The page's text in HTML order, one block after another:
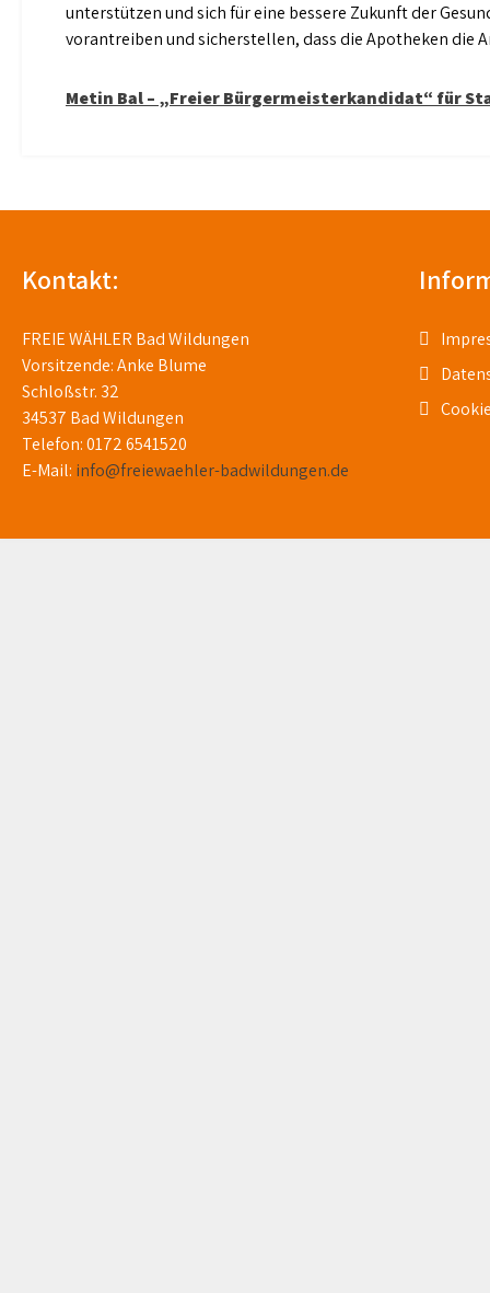
unterstützen und sich für eine bessere Zukunft der
vorantreiben und sicherstellen, dass die Apotheken die
Beitragsnavigation
Metin Bal – „Freier Bürgermeisterkandidat“ für
Kontakt:
FREIE WÄHLER Bad Wildungen
Vorsitzende: Anke Blume
Schloßstr. 32
34537 Bad Wildungen
Telefon: 0172 6541520
E-Mail: info@freiewaehler-badwildungen.de